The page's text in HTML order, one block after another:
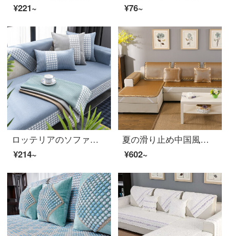
¥221~
¥76~
ロッテリアのソファーマット夏のマット氷のセットソファーの席滑り止め千鳥格夏のクッションソファタオルはオーダーメード氷格-青40*40 cm椅子に一つ（色はランダム）を敷くことができます。
¥214~
夏の滑り止め中国風の席マット欧風の三人席の座敷クッションとござのセット竹のかたまりと氷の席のセットは60*150 cmの氷の藤の濃い色をオーダーメードできます。
¥602~